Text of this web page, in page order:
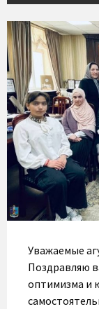
Уважаемые
Поздравляю
оптимизма и